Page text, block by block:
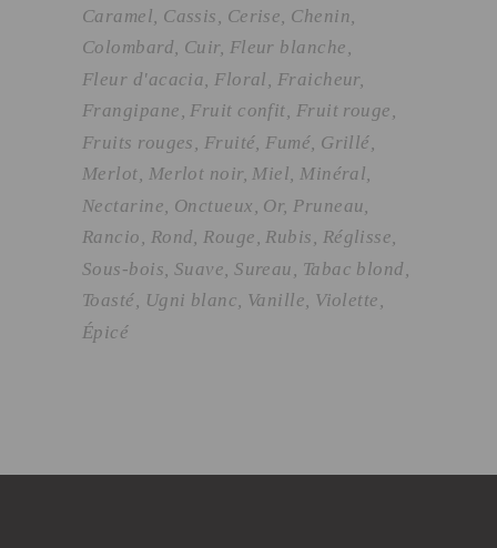
Caramel Cassis Cerise Chenin
Colombard Cuir Fleur blanche
Fleur d'acacia
Floral
Fraicheur
Frangipane Fruit confit Fruit rouge
Fruits rouges
Fruité Fumé Grillé
Merlot Merlot noir Miel Minéral
Nectarine Onctueux Or Pruneau
Rancio
Rond Rouge Rubis
Réglisse
Sous-bois Suave Sureau
Tabac blond
Toasté
Ugni blanc Vanille Violette
Épicé